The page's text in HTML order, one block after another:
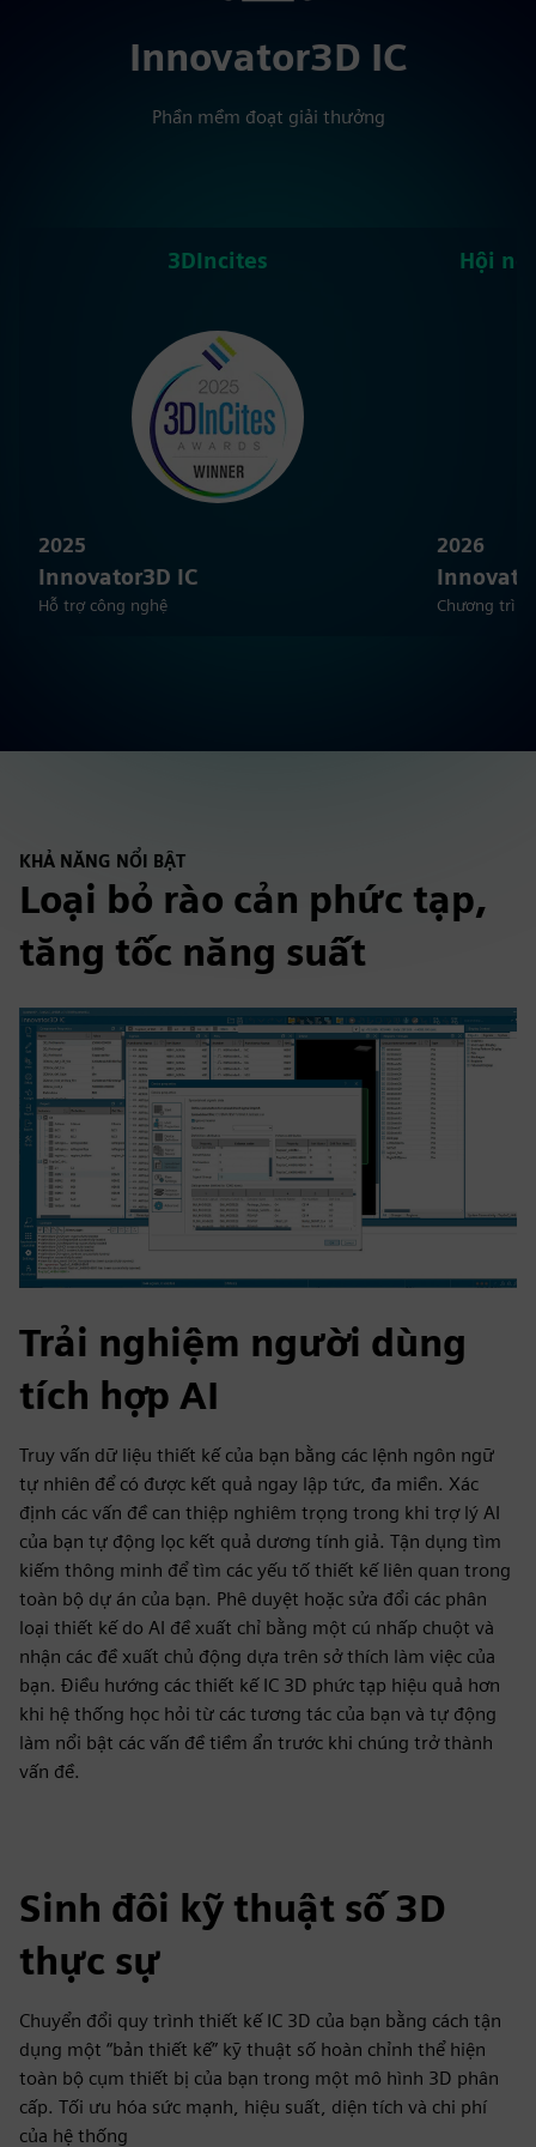
Innovator3D IC
Phần mềm đoạt giải thưởng
3DIncites
2025
Innovator3D IC
Hỗ trợ công nghệ
Hội
2026
Chương
KHẢ NĂNG NỔI BẬT
Loại bỏ rào cản phức tạp,
tăng tốc năng suất
Trải nghiệm người dùng
tích hợp AI
Truy vấn dữ liệu thiết kế của bạn bằng các lệnh ngôn ngữ
tự nhiên để có được kết quả ngay lập tức, đa miền. Xác
định các vấn đề can thiệp nghiêm trọng trong khi trợ lý AI
của bạn tự động lọc kết quả dương tính giả. Tận dụng tìm
kiếm thông minh để tìm các yếu tố thiết kế liên quan trong
toàn bộ dự án của bạn. Phê duyệt hoặc sửa đổi các phân
loại thiết kế do AI đề xuất chỉ bằng một cú nhấp chuột và
nhận các đề xuất chủ động dựa trên sở thích làm việc của
bạn. Điều hướng các thiết kế IC 3D phức tạp hiệu quả hơn
khi hệ thống học hỏi từ các tương tác của bạn và tự động
làm nổi bật các vấn đề tiềm ẩn trước khi chúng trở thành
vấn đề.
Sinh đôi kỹ thuật số 3D
thực sự
Chuyển đổi quy trình thiết kế IC 3D của bạn bằng cách tận
dụng một “bản thiết kế” kỹ thuật số hoàn chỉnh thể hiện
toàn bộ cụm thiết bị của bạn trong một mô hình 3D phân
cấp. Tối ưu hóa sức mạnh, hiệu suất, diện tích và chi phí
của hệ thống